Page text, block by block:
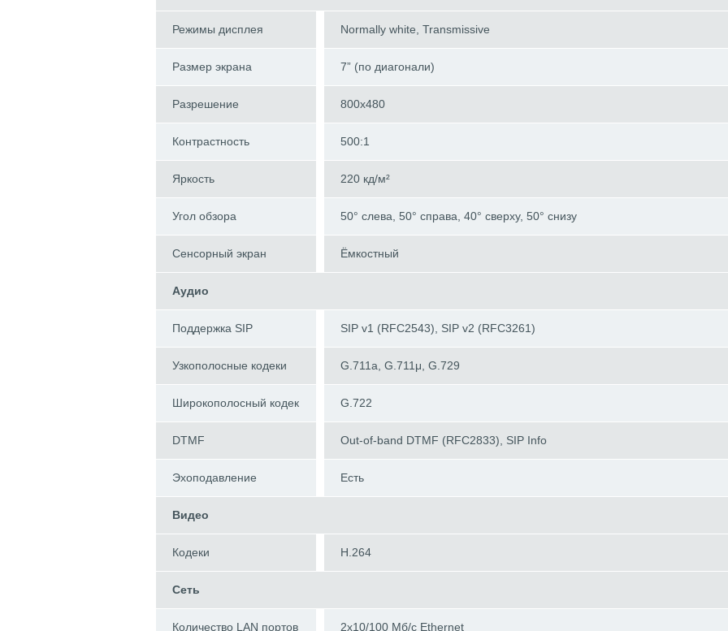
Режимы дисплея Normally white, Transmissive
Размер экрана 7” (по диагонали)
Разрешение 800x480
Контрастность 500:1
Яркость 220 кд/м²
Угол обзора 50° слева, 50° справа, 40° сверху, 50° снизу
Сенсорный экран Ёмкостный
Аудио
Поддержка SIP SIP v1 (RFC2543), SIP v2 (RFC3261)
Узкополосные кодеки G.711a, G.711μ, G.729
Широкополосный кодек G.722
DTMF Out-of-band DTMF (RFC2833), SIP Info
Эхоподавление Есть
Видео
Кодеки H.264
Сеть
Количество LAN портов 2x10/100 Mб/с Ethernet